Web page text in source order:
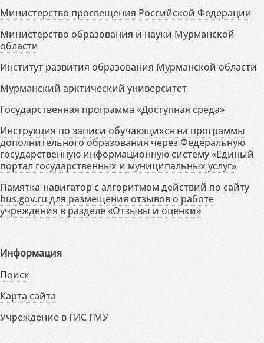
Министерство просвещения Российской Федерации
Министерство образования и науки Мурманской
области
Институт развития образования Мурманской области
Мурманский арктический университет
Государственная программа «Доступная среда»
Инструкция по записи обучающихся на программы
дополнительного образования через Федеральную
государственную информационную систему «Единый
портал государственных и муниципальных услуг»
Памятка-навигатор с алгоритмом действий по сайту
bus.gov.ru для размещения отзывов о работе
учреждения в разделе «Отзывы и оценки»
Информация
Поиск
Карта сайта
Учреждение в ГИС ГМУ